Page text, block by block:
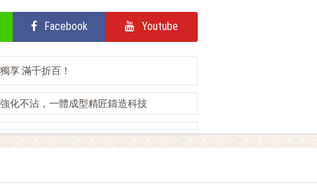
Facebook Youtube
享 滿千折百！
的電鍋料理，蒸的很簡單
化不沾，一體成型精匠鑄造科技